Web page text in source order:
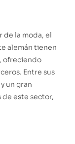
de la moda, el
alemán tienen
ofreciendo
Entre sus
un gran
este sector,